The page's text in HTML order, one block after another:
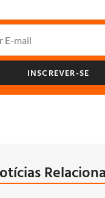
INSCREVER-SE